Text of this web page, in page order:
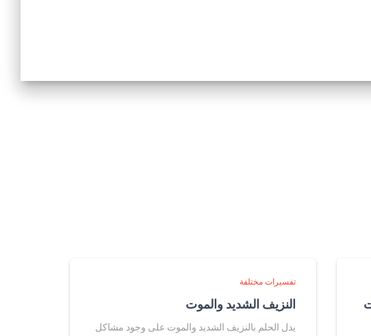
تفسيرات مختلفة
النزيف الشديد والموت
يدل الحلم بالنزيف الشديد والموت على وجود مشاكل